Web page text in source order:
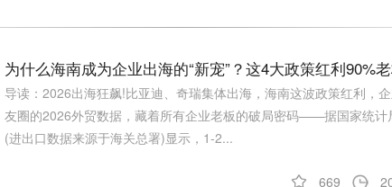
为什么海南成为企业出海的“新宠”？这4大政策红利90%
导读：2026出海狂飙!比亚迪、奇瑞集体出海，海南这波政策红利，
友圈的2026外贸数据，藏着所有企业老板的破局密码——据国家统计
(进出口数据来源于海关总署)显示，1-2...
669